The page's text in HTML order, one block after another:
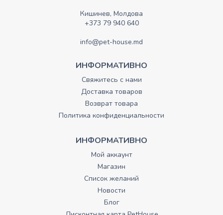
Кишинев, Молдова
+373 79 940 640
info@pet-house.md
ИНФОРМАТИВНО
Свяжитесь с нами
Доставка товаров
Возврат товара
Политика конфиденциальности
ИНФОРМАТИВНО
Мой аккаунт
Магазин
Список желаний
Новости
Блог